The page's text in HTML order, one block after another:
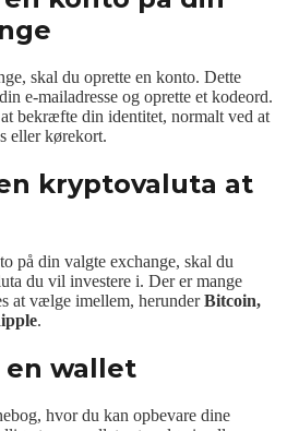
skal du oprette en konto. Dette
e-mailadresse og oprette et kodeord.
bekræfte din identitet, normalt ved at
eller kørekort.
kryptovaluta at
på din valgte exchange, skal du
du vil investere i. Der er mange
at vælge imellem, herunderBitcoin,
.
en wallet
hvor du kan opbevare dine